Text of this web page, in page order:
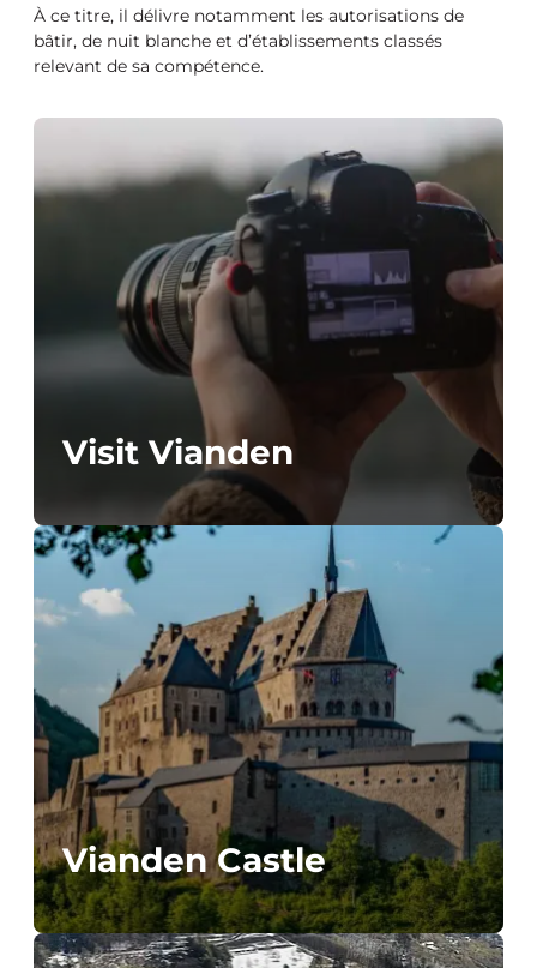
À ce titre, il délivre notamment les autorisations de
bâtir, de nuit blanche et d’établissements classés
relevant de sa compétence.
Visit Vianden
Vianden Castle